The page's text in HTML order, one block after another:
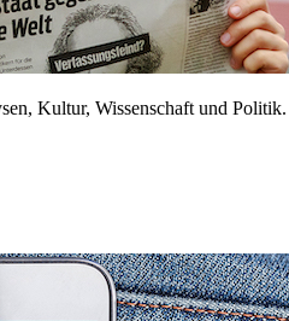
Kultur, Wissenschaft und Politik.